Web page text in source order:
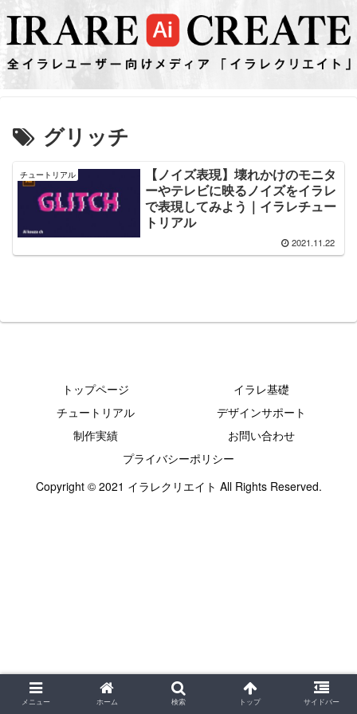
グリッチ
チュートリアル
【ノイズ表現】壊れかけのモニタ
ーやテレビに映るノイズをイラレ
で表現してみよう｜イラレチュー
トリアル
2021.11.22
トップページ
イラレ基礎
チュートリアル
デザインサポート
制作実績
お問い合わせ
プライバシーポリシー
Copyright © 2021 イラレクリエイト All Rights Reserved.
メニュー ホーム 検索 トップ サイドバー